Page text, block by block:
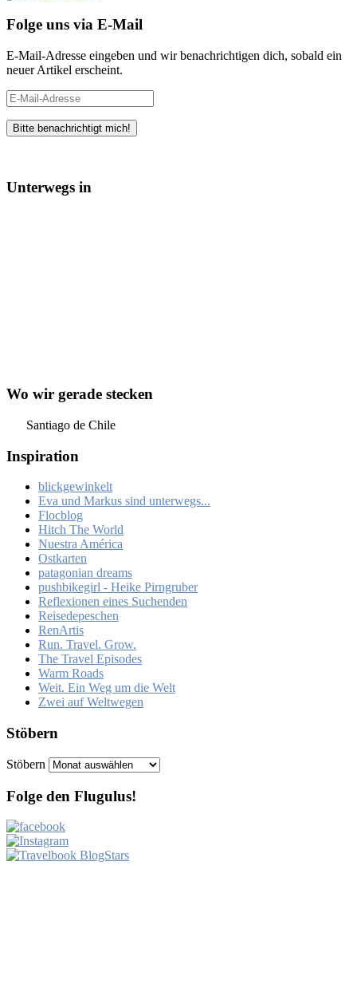
Folge uns via E-Mail
E-Mail-Adresse eingeben und wir benachrichtigen dich, sobald ein
neuer Artikel erscheint.
E-
Mail-
Adresse
Unterwegs in
Wo wir gerade stecken
Santiago de Chile
Inspiration
blickgewinkelt
Eva und Markus sind unterwegs...
Flocblog
Hitch The World
Nuestra América
Ostkarten
patagonian dreams
pushbikegirl - Heike Pirngruber
Reflexionen eines Suchenden
Reisedepeschen
RenArtis
Run. Travel. Grow.
The Travel Episodes
Warm Roads
Weit. Ein Weg um die Welt
Zwei auf Weltwegen
Stöbern
Stöbern
Folge den Flugulus!